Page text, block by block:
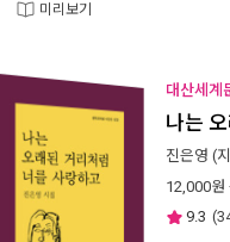
미리보기
대산세계
나는
진은영 (
12,000
9.3 (